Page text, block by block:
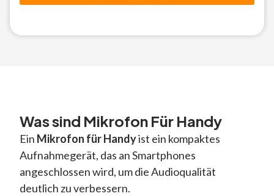
Was sind Mikrofon Für Handy
Ein Mikrofon für Handyist ein kompaktes
Aufnahmegerät, das an Smartphones
angeschlossen wird, um die Audioqualität
deutlich zu verbessern.